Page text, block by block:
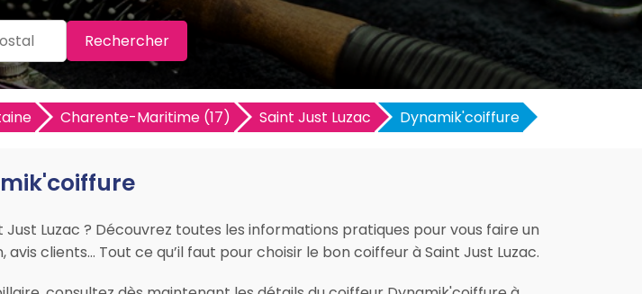
Rechercher
Charente-Maritime (17) Saint Just Luzac Dynamik'coiffure
Luzac ? Découvrez toutes les informations pratiques pour vous faire un
clients… Tout ce qu’il faut pour choisir le bon coiffeur à Saint Just Luzac.